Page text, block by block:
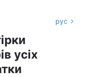
рус
усіх